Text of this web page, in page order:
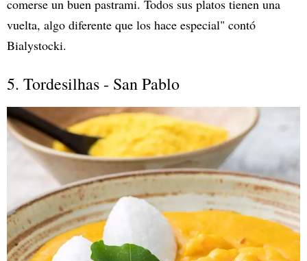
comerse un buen pastrami. Todos sus platos tienen una
vuelta, algo diferente que los hace especial" contó
Bialystocki.
5. Tordesilhas - San Pablo